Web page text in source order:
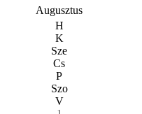
Augusztus
H
K
Sze
Cs
P
Szo
V